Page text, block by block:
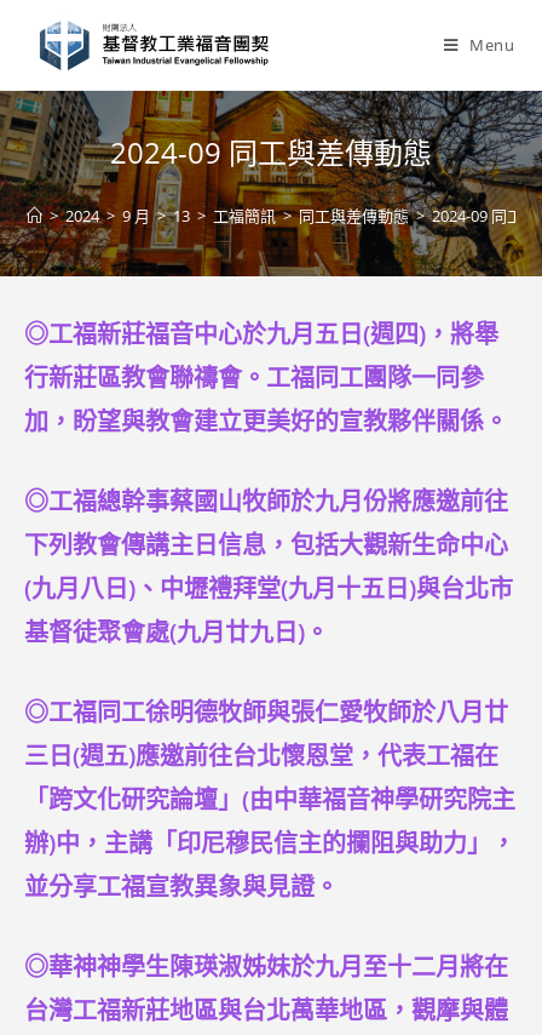
content
Menu
2024-09 同工與差傳動態
> 2024 > 9 月 > 13 > 工福簡訊 > 同工與差傳動態 > 2024-09 同工
◎工福新莊福音中心於九月五日(週四)，將舉
行新莊區教會聯禱會。工福同工團隊一同參
加，盼望與教會建立更美好的宣教夥伴關係。
◎工福總幹事蔡國山牧師於九月份將應邀前往
下列教會傳講主日信息，包括大觀新生命中心
(九月八日)、中壢禮拜堂(九月十五日)與台北市
基督徒聚會處(九月廿九日)。
◎工福同工徐明德牧師與張仁愛牧師於八月廿
三日(週五)應邀前往台北懷恩堂，代表工福在
「跨文化研究論壇」(由中華福音神學研究院主
辦)中，主講「印尼穆民信主的攔阻與助力」，
並分享工福宣教異象與見證。
◎華神神學生陳瑛淑姊妹於九月至十二月將在
台灣工福新莊地區與台北萬華地區，觀摩與體